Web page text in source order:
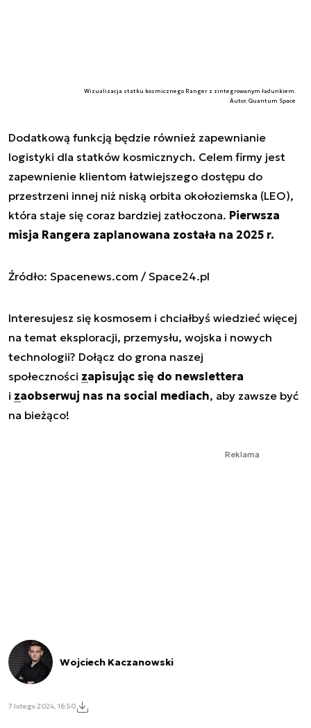
Wizualizacja statku kosmicznego Ranger z zintegrowanym ładunkiem.
Autor. Quantum Space
Dodatkową funkcją będzie również zapewnianie
logistyki dla statków kosmicznych. Celem firmy jest
zapewnienie klientom łatwiejszego dostępu do
przestrzeni innej niż niską orbita okołoziemska (LEO),
która staje się coraz bardziej zatłoczona. Pierwsza
misja Rangera zaplanowana została na 2025 r.
Źródło: Spacenews.com / Space24.pl
Interesujesz się kosmosem i chciałbyś wiedzieć więcej
na temat eksploracji, przemysłu, wojska i nowych
technologii? Dołącz do grona naszej
społeczności zapisując się do newslettera
i zaobserwuj nas na social mediach, aby zawsze być
na bieżąco!
Reklama
Wojciech Kaczanowski
7 lutego 2024, 16:50